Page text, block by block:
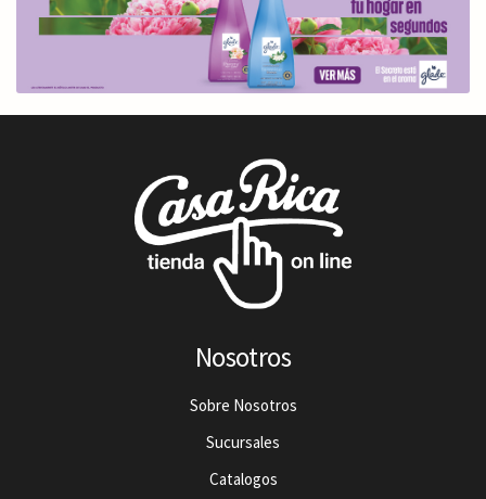
Nosotros
Sobre Nosotros
Sucursales
Catalogos